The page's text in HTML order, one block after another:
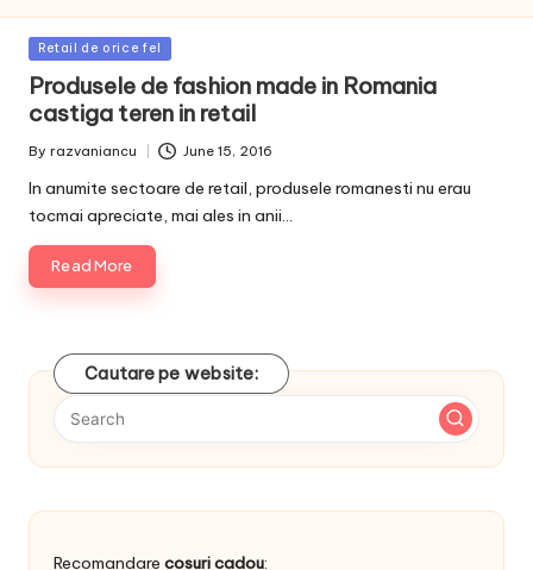
Posted
Retail de orice fel
Produsele de fashion made in Romania
castiga teren in retail
Posted
By razvaniancu June 15, 2016
In anumite sectoare de retail, produsele romanesti nu erau
tocmai apreciate, mai ales in anii…
Read More
Cautare pe website:
Recomandare cosuri cadou: